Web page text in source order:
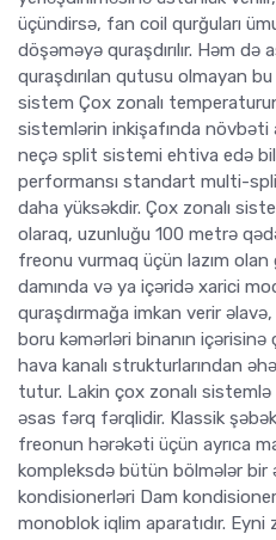
üçündirsə, fan coil qurğuları
döşəməyə quraşdırılır. Həm də
quraşdırılan qutusu olmayan
sistem Çox zonalı
sistemlərin inkişafında növbəti
neçə split sistemi ehtiva edə
performansı standart multi-
daha yüksəkdir. Çox zonalı
olaraq, uzunluğu 100 metrə
freonu vurmaq üçün lazım olan
damında və ya içəridə xarici
quraşdırmağa imkan verir
boru kəmərləri binanın içərisinə
hava kanalı strukturlarından
tutur. Lakin çox zonalı sistemlə
əsas fərq fərqlidir. Klassik
freonun hərəkəti üçün ayrıca
kompleksdə bütün bölmələr bir
kondisionerləri Dam
monoblok iqlim aparatıdır.